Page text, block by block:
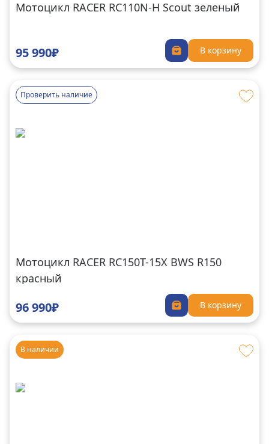
Мотоцикл RACER RC110N-H Scout зеленый
95 990₽ В корзину
Проверить наличие
Мотоцикл RACER RC150T-15X BWS R150
красный
96 990₽ В корзину
В наличии